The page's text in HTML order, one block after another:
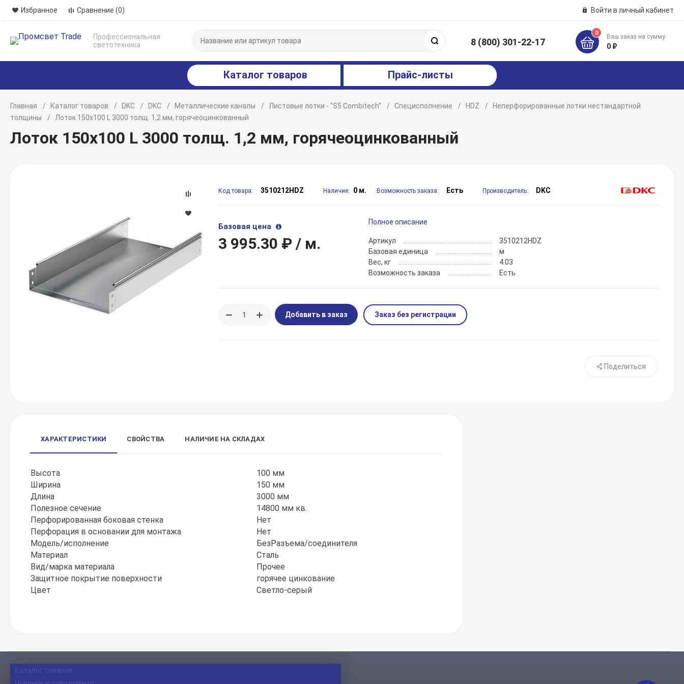
Избранное Сравнение (0) Войти в личный кабинет
Профессиональная
светотехника
8 (800) 301-22-17
0
Ваш заказ на сумму
0 ₽
Каталог товаров Прайс-листы
Главная Каталог товаров DKC DKC Металлические каналы Листовые лотки - "S5 Combitech" Специсполнение HDZ
Неперфорированные лотки нестандартной
толщины
Лоток 150х100 L 3000 толщ. 1,2 мм, горячеоцинкованный
Лоток 150х100 L 3000 толщ. 1,2 мм, горячеоцинкованный
Код товара: 3510212HDZ Наличие: 0 м. Возможность заказа: Есть Производитель: DKC
Базовая цена
3 995.30 ₽ / м.
Полное описание
Артикул
3510212HDZ
Базовая единица
м
Вес, кг
4.03
Возможность заказа
Есть
Добавить в заказ Заказ без регистрации
Поделиться
ХАРАКТЕРИСТИКИ СВОЙСТВА НАЛИЧИЕ НА СКЛАДАХ
Высота
100 мм
Ширина
150 мм
Длина
3000 мм
Полезное сечение
14800 мм кв.
Перфорированная боковая стенка
Нет
Перфорация в основании для монтажа
Нет
Модель/исполнение
БезРазъема/соединителя
Материал
Сталь
Вид/марка материала
Прочее
Защитное покрытие поверхности
горячее цинкование
Цвет
Светло-серый
Каталог товаров